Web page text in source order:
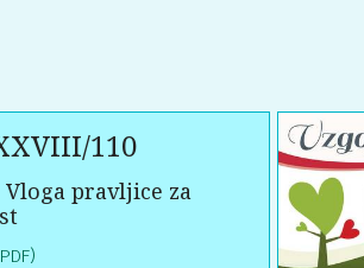
110
Vloga pravljice za